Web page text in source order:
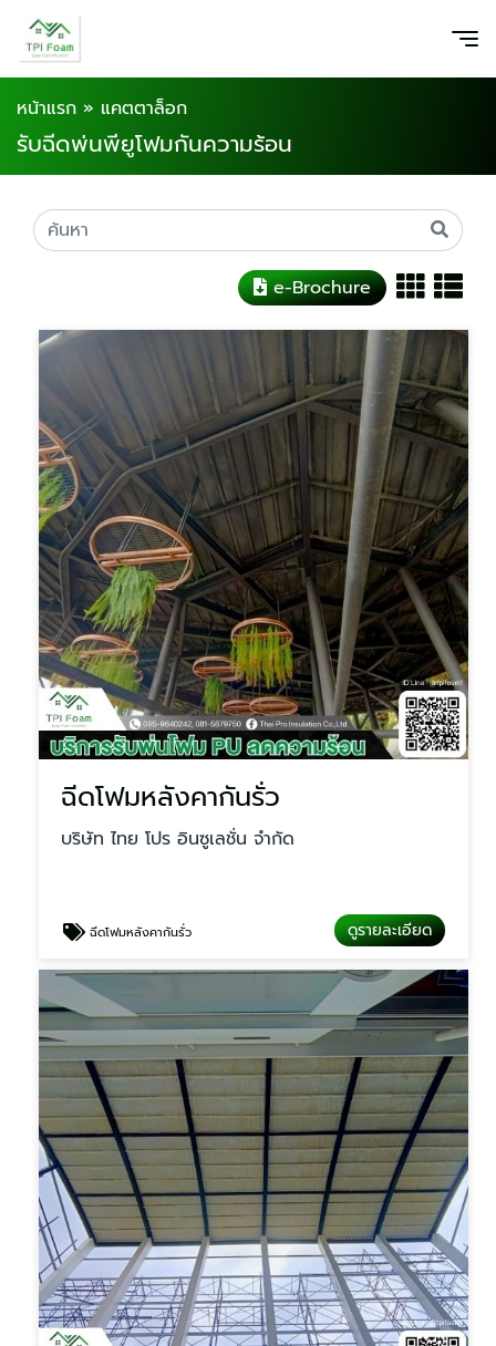
หน้าแรก » แคตตาล็อก
รับฉีดพ่นพียูโฟมกันความร้อน
e-Brochure
ฉีดโฟมหลังคากันรั่ว
บริษัท ไทย โปร อินซูเลชั่น จำกัด
ฉีดโฟมหลังคากันรั่ว ดูรายละเอียด